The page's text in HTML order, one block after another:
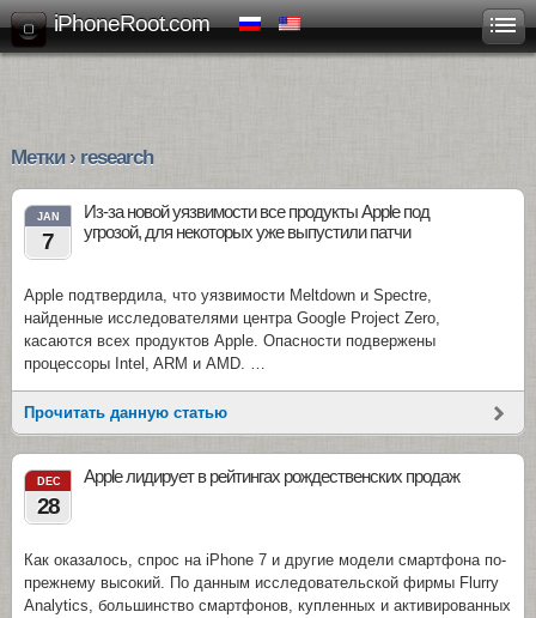
iPhoneRoot.com
Метки › research
JAN
7
Из-за новой уязвимости все продукты Apple под
угрозой, для некоторых уже выпустили патчи
Apple подтвердила, что уязвимости Meltdown и Spectre,
найденные исследователями центра Google Project Zero,
касаются всех продуктов Apple. Опасности подвержены
процессоры Intel, ARM и AMD. …
Прочитать данную статью
DEC
28
Apple лидирует в рейтингах рождественских продаж
Как оказалось, спрос на iPhone 7 и другие модели смартфона по-
прежнему высокий. По данным исследовательской фирмы Flurry
Analytics, большинство смартфонов, купленных и активированных